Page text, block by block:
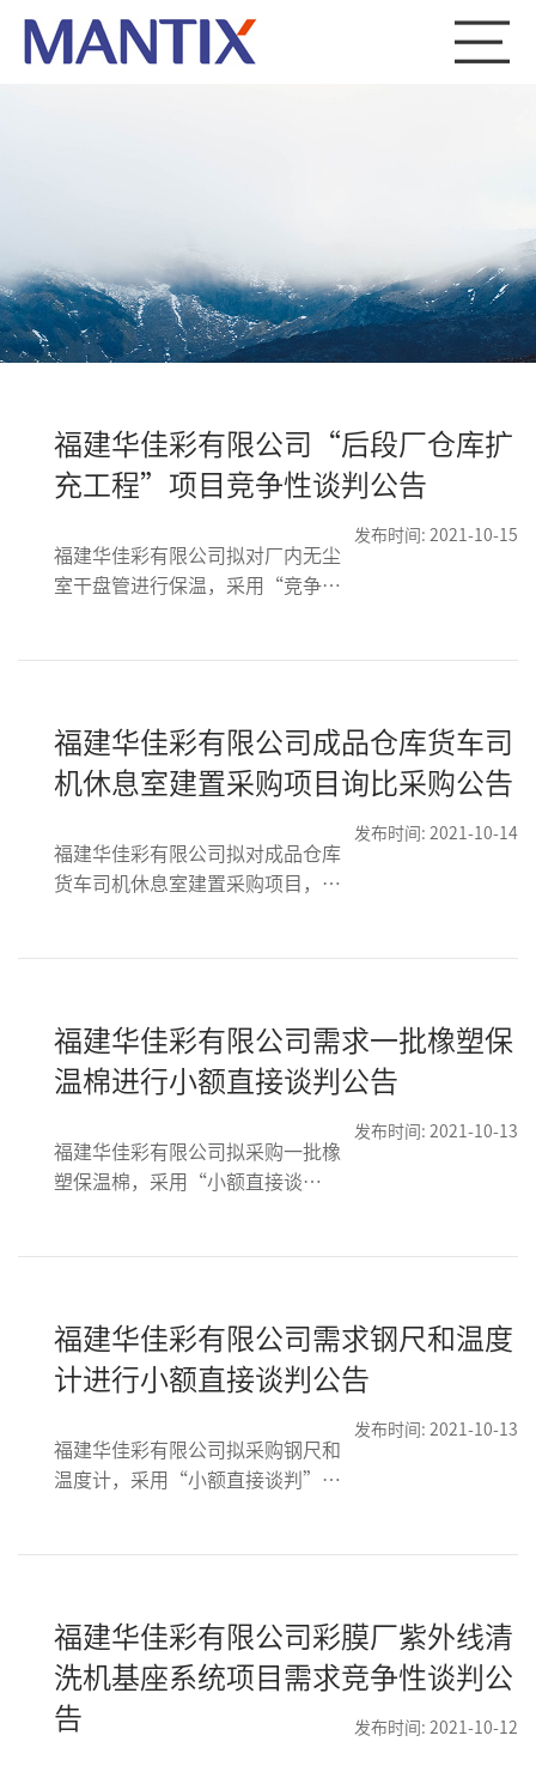
福建华佳彩有限公司“后段厂仓库扩
充工程”项目竞争性谈判公告
发布时间: 2021-10-15
福建华佳彩有限公司拟对厂内无尘
室干盘管进行保温，采用“竞争性
福建华佳彩有限公司成品仓库货车司
机休息室建置采购项目询比采购公告
发布时间: 2021-10-14
福建华佳彩有限公司拟对成品仓库
货车司机休息室建置采购项目，采
福建华佳彩有限公司需求一批橡塑保
温棉进行小额直接谈判公告
发布时间: 2021-10-13
福建华佳彩有限公司拟采购一批橡
塑保温棉，采用“小额直接谈
福建华佳彩有限公司需求钢尺和温度
计进行小额直接谈判公告
发布时间: 2021-10-13
福建华佳彩有限公司拟采购钢尺和
温度计，采用“小额直接谈判”方
福建华佳彩有限公司彩膜厂紫外线清
洗机基座系统项目需求竞争性谈判公
告
发布时间: 2021-10-12